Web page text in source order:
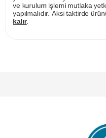
ve kurulum işlemi mutlaka
yapılmalıdır. Aksi taktirde
kalır.